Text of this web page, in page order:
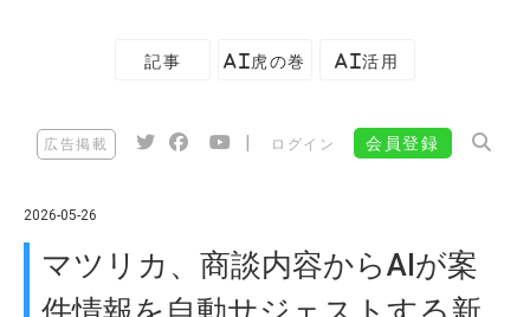
記事 AI虎の巻 AI活用
広告掲載 ログイン 会員登録
2026-05-26
マツリカ、商談内容からAIが案